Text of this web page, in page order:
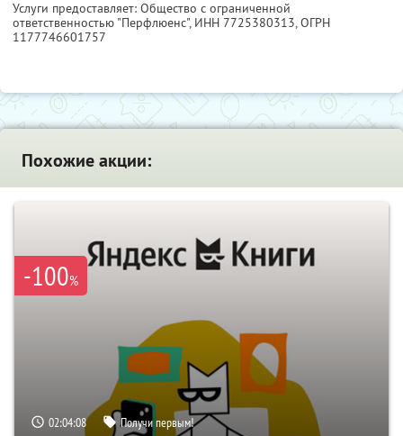
Услуги предоставляет: Общество с ограниченной
ответственностью "Перфлюенс", ИНН 7725380313, ОГРН
1177746601757
Похожие акции:
-100%
02:04:07 Получи первым!